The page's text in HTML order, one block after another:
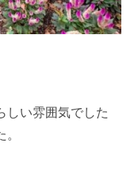
しい雰囲気でした